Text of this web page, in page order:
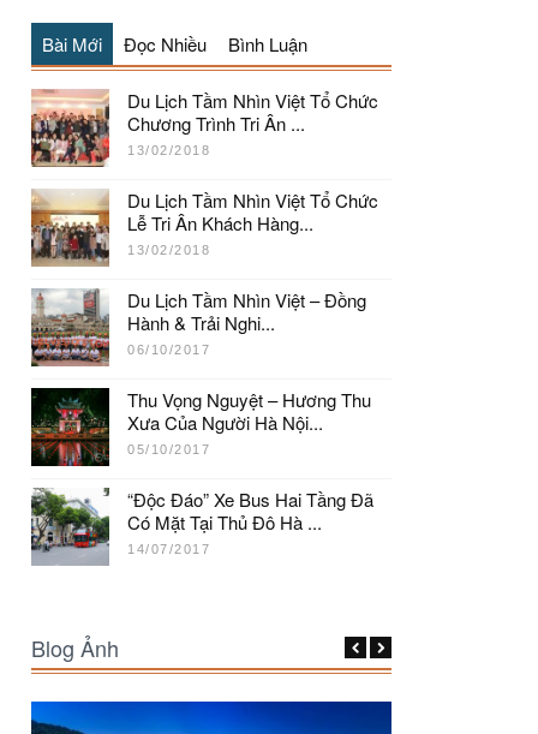
Bài Mới Đọc Nhiều Bình Luận
Du Lịch Tầm Nhìn Việt Tổ Chức
Chương Trình Tri Ân ...
13/02/2018
Du Lịch Tầm Nhìn Việt Tổ Chức
Lễ Tri Ân Khách Hàng...
13/02/2018
Du Lịch Tầm Nhìn Việt – Đồng
Hành & Trải Nghi...
06/10/2017
Thu Vọng Nguyệt – Hương Thu
Xưa Của Người Hà Nội...
05/10/2017
“Độc Đáo” Xe Bus Hai Tầng Đã
Có Mặt Tại Thủ Đô Hà ...
14/07/2017
Blog Ảnh